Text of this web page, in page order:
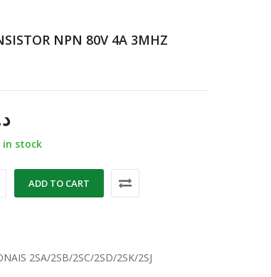
NPN 80V 4A 3MHZ
in stock
ADD TO CART
2SA/2SB/2SC/2SD/2SK/2SJ